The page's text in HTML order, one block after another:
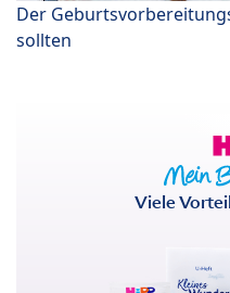
Der
sollten
Viele